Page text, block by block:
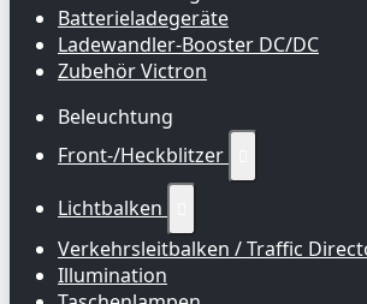
Batterieladegeräte
Ladewandler-Booster DC/DC
Zubehör Victron
Beleuchtung
Front-/Heckblitzer
Lichtbalken
Verkehrsleitbalken / Traffic
Illumination